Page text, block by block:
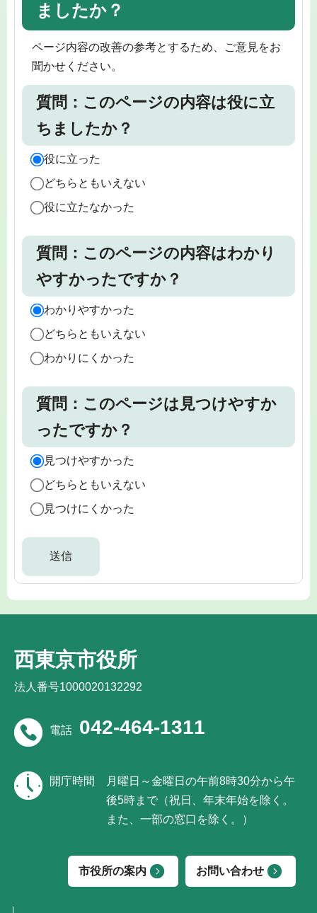
ましたか？
ページ内容の改善の参考とするため、ご意見をお
聞かせください。
質問：このページの内容は役に立
ちましたか？
役に立った
どちらともいえない
役に立たなかった
質問：このページの内容はわかり
やすかったですか？
わかりやすかった
どちらともいえない
わかりにくかった
質問：このページは見つけやすか
ったですか？
見つけやすかった
どちらともいえない
見つけにくかった
西東京市役所
法人番号1000020132292
電話 042-464-1311
開庁時間
月曜日～金曜日の午前8時30分から午
後5時まで（祝日、年末年始を除く。
また、一部の窓口を除く。）
市役所の案内 お問い合わせ